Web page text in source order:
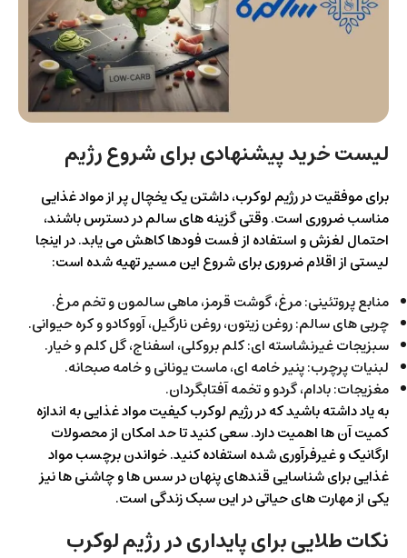
لیست خرید پیشنهادی برای شروع رژیم
برای موفقیت در رژیم لوکرب، داشتن یک یخچال پر از مواد غذایی
مناسب ضروری است. وقتی گزینه های سالم در دسترس باشند،
احتمال لغزش و استفاده از فست فودها کاهش می یابد. در اینجا
لیستی از اقلام ضروری برای شروع این مسیر تهیه شده است:
منابع پروتئینی: مرغ، گوشت قرمز، ماهی سالمون و تخم مرغ.
چربی های سالم: روغن زیتون، روغن نارگیل، آووکادو و کره حیوانی.
سبزیجات غیرنشاسته ای: کلم بروکلی، اسفناج، گل کلم و خیار.
لبنیات پرچرب: پنیر خامه ای، ماست یونانی و خامه صبحانه.
مغزیجات: بادام، گردو و تخمه آفتابگردان.
به یاد داشته باشید که در رژیم لوکرب کیفیت مواد غذایی به اندازه
کمیت آن ها اهمیت دارد. سعی کنید تا حد امکان از محصولات
ارگانیک و غیرفرآوری شده استفاده کنید. خواندن برچسب مواد
غذایی برای شناسایی قندهای پنهان در سس ها و چاشنی ها نیز
یکی از مهارت های حیاتی در این سبک زندگی است.
نکات طلایی برای پایداری در رژیم لوکرب